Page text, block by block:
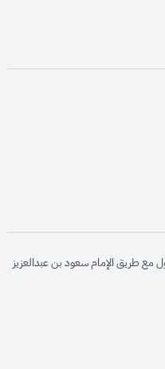
opens in new
مع طريق الإمام سعود بن عبدالعزيز